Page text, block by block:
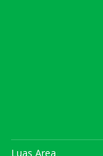
Luas Area